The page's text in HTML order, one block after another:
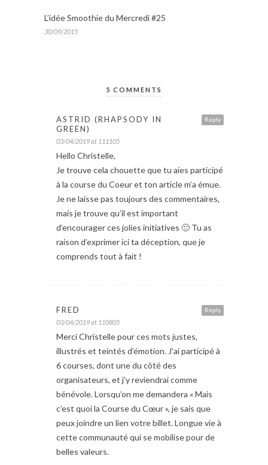
L’idée Smoothie du Mercredi #25
30/09/2015
5 COMMENTS
Reply
ASTRID (RHAPSODY IN
GREEN)
03/04/2019 at 111105
Hello Christelle,
Je trouve cela chouette que tu aies participé
à la course du Coeur et ton article m’a émue.
Je ne laisse pas toujours des commentaires,
mais je trouve qu’il est important
d’encourager ces jolies initiatives 🙂 Tu as
raison d’exprimer ici ta déception, que je
comprends tout à fait !
Reply
FRED
03/04/2019 at 110805
Merci Christelle pour ces mots justes,
illustrés et teintés d’émotion. J’ai participé à
6 courses, dont une du côté des
organisateurs, et j’y reviendrai comme
bénévole. Lorsqu’on me demandera « Mais
c’est quoi la Course du Cœur », je sais que
peux joindre un lien votre billet. Longue vie à
cette communauté qui se mobilise pour de
belles valeurs.